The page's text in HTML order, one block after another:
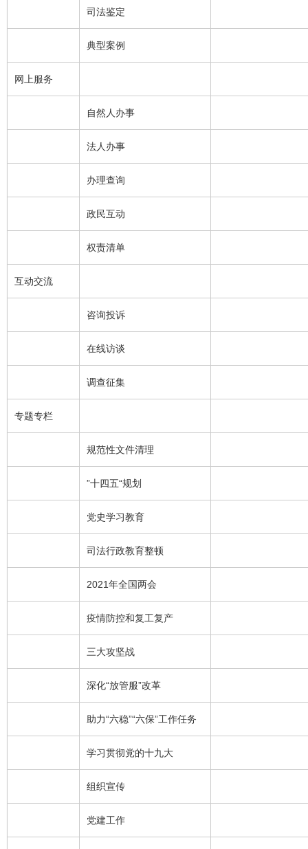
司法鉴定
典型案例
网上服务
自然人办事
法人办事
办理查询
政民互动
权责清单
互动交流
咨询投诉
在线访谈
调查征集
专题专栏
规范性文件清理
”十四五“规划
党史学习教育
司法行政教育整顿
2021年全国两会
疫情防控和复工复产
三大攻坚战
深化“放管服”改革
助力“六稳”“六保”工作任务
学习贯彻党的十九大
组织宣传
党建工作